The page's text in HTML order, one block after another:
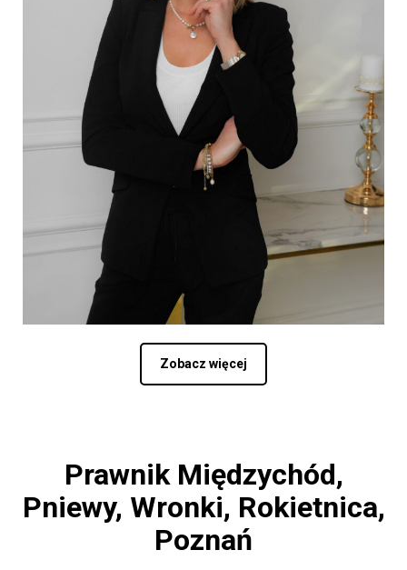
Zobacz więcej
Prawnik Międzychód,
Pniewy, Wronki, Rokietnica,
Poznań